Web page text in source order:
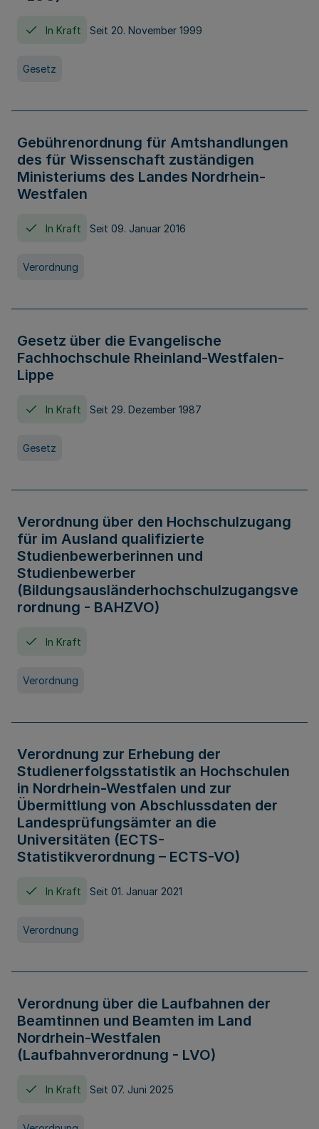
In Kraft Seit 20. November 1999
Gesetz
Gebührenordnung für Amtshandlungen
des für Wissenschaft zuständigen
Ministeriums des Landes Nordrhein-
Westfalen
In Kraft Seit 09. Januar 2016
Verordnung
Gesetz über die Evangelische
Fachhochschule Rheinland-Westfalen-
Lippe
In Kraft Seit 29. Dezember 1987
Gesetz
Verordnung über den Hochschulzugang
für im Ausland qualifizierte
Studienbewerberinnen und
Studienbewerber
(Bildungsausländerhochschulzugangsve
rordnung - BAHZVO)
In Kraft
Verordnung
Verordnung zur Erhebung der
Studienerfolgsstatistik an Hochschulen
in Nordrhein-Westfalen und zur
Übermittlung von Abschlussdaten der
Landesprüfungsämter an die
Universitäten (ECTS-
Statistikverordnung – ECTS-VO)
In Kraft Seit 01. Januar 2021
Verordnung
Verordnung über die Laufbahnen der
Beamtinnen und Beamten im Land
Nordrhein-Westfalen
(Laufbahnverordnung - LVO)
In Kraft Seit 07. Juni 2025